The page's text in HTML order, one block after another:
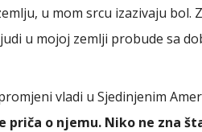
u mom srcu izazivaju bol.
u mojoj zemlji probude sa
vladi u Sjedinjenim
priča o njemu. Niko ne zna